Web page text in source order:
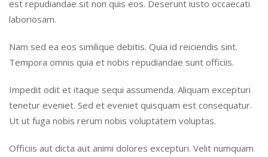
est repudiandae sit non quis eos. Deserunt iusto occaecati
laboriosam.
Nam sed ea eos similique debitis. Quia id reiciendis sint.
Tempora omnis quia et nobis repudiandae sunt officiis.
Impedit odit et itaque sequi assumenda. Aliquam excepturi
tenetur eveniet. Sed et eveniet quisquam est consequatur.
Ut ut fuga nobis rerum nobis voluptatem voluptas.
Officiis aut dicta aut animi dolores excepturi. Velit numquam